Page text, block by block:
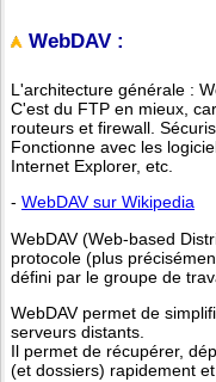
WebDAV :
L'architecture générale :
C'est du FTP en mieux,
routeurs et firewall.
Fonctionne avec les
Internet Explorer, etc.
- WebDAV sur Wikipedia
WebDAV (Web-based
protocole (plus
défini par le groupe de
WebDAV permet de
serveurs distants.
Il permet de récupérer,
(et dossiers) rapidement et